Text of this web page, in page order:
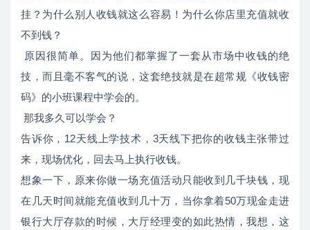
挂？为什么别人收钱就这么容易！为什么你店里充值就收
不到钱？
原因很简单。因为他们都掌握了一套从市场中收钱的绝
技，而且毫不客气的说，这套绝技就是在超常规《收钱密
码》的小班课程中学会的。
那我多久可以学会？
告诉你，12天线上学技术，3天线下把你的收钱主张带过
来，现场优化，回去马上执行收钱。
想象一下，原来你做一场充值活动只能收到几千块钱，现
在几天时间就能充值收到几十万，当你拿着50万现金走进
银行大厅存款的时候，大厅经理变的如此热情，我想，这